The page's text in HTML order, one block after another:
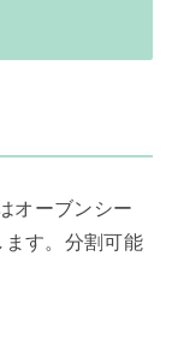
オーブンシー
ます。分割可能